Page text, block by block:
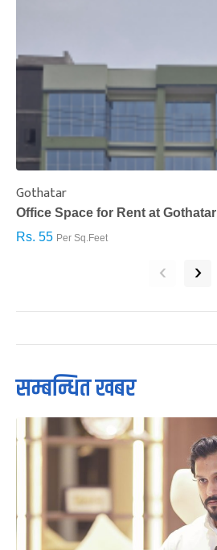
Gothatar
Office Space for Rent at Gothatar
Rs. 55 Per Sq.Feet
‹ ›
सम्बन्धित खबर